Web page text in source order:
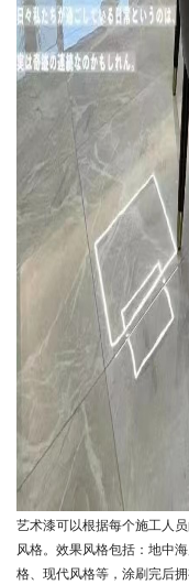
艺术漆可以根据每个施工人
风格。效果风格包括：地中
格、现代风格等，涂刷完后